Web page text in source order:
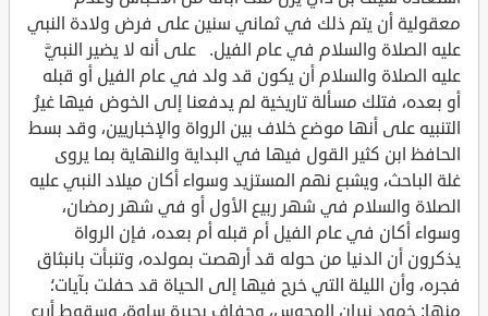
معقولية أن يتم ذلك في ثماني سنين على فرض ولادة النبي
عليه الصلاة والسلام في عام الفيل. على أنه لا يضير النبيَّ
عليه الصلاة والسلام أن يكون قد ولد في عام الفيل أو قبله
أو بعده، فتلك مسألة تاريخية لم يدفعنا إلى الخوض فيها غيرُ
التنبيه على أنها موضع خلاف بين الرواة والإخباريين، وقد بسط
الحافظ ابن كثير القول فيها في البداية والنهاية بما يروى
غلة الباحث، ويشبع نهم المستزيد وسواء أكان ميلاد النبي عليه
الصلاة والسلام في شهر ربيع الأول أو في شهر رمضان،
وسواء أكان في عام الفيل أم قبله أم بعده، فإن الرواة
يذكرون أن الدنيا من حوله قد أرهصت بمولده، وتنبأت بانبثاق
فجره، وأن الليلة التي خرج فيها إلى الحياة قد حفلت بآيات؛